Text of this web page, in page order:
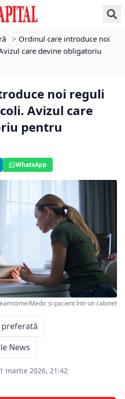
> Ordinul care introduce noi
care devine obligatoriu
noi reguli
Avizul care
pentru
WhatsApp
Medic și pacient într-un cabinet
preferată
News
martie 2026, 21:42